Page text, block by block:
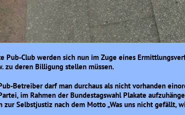
Pub-Club werden sich nun im Zuge eines
zu deren Billigung stellen müssen.
Betreiber darf man durchaus als nicht vorhanden
im Rahmen der Bundestagswahl Plakate
Selbstjustiz nach dem Motto „Was uns nicht gefällt,